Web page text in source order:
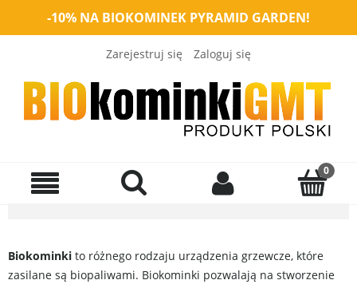
-10% NA BIOKOMINEK PYRAMID GARDEN!
Zarejestruj się Zaloguj się
Biokominki to różnego rodzaju urządzenia grzewcze, które
zasilane są biopaliwami. Biokominki pozwalają na stworzenie